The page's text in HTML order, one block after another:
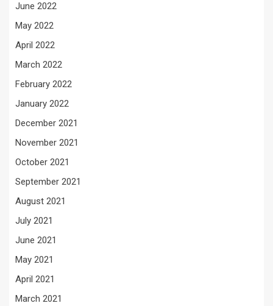
June 2022
May 2022
April 2022
March 2022
February 2022
January 2022
December 2021
November 2021
October 2021
September 2021
August 2021
July 2021
June 2021
May 2021
April 2021
March 2021